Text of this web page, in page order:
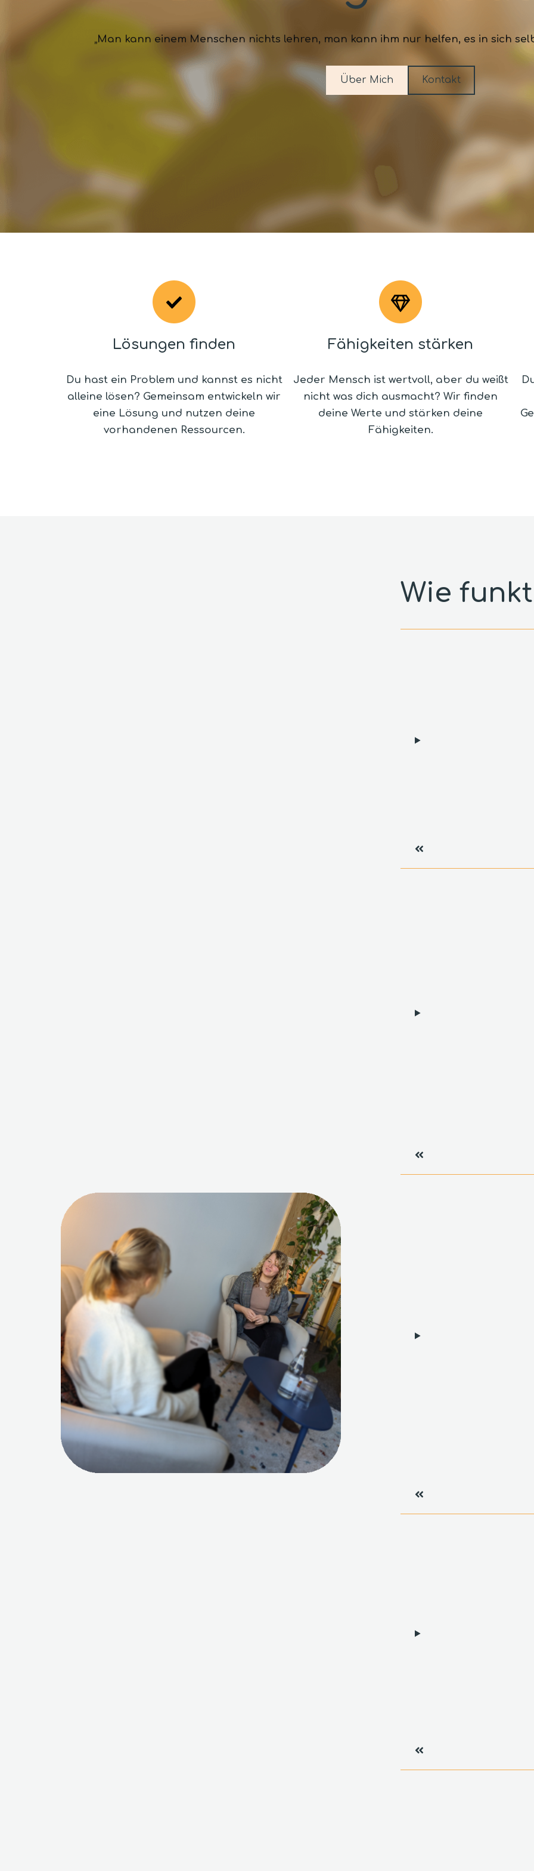
„Man kann einem Menschen nichts lehren, man kann ihm nur helfen, es in sich
Über Mich Kontakt
Lösungen finden
Du hast ein Problem und kannst es nicht
alleine lösen? Gemeinsam entwickeln wir
eine Lösung und nutzen deine
vorhandenen Ressourcen.
Fähigkeiten stärken
Jeder Mensch ist wertvoll, aber du weißt
nicht was dich ausmacht? Wir finden
deine Werte und stärken deine
Fähigkeiten.
Wie